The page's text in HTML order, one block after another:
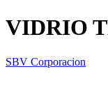
VIDRIO
SBV Corporacion